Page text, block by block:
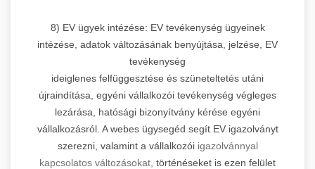
8) EV ügyek intézése: EV tevékenység ügyeinek
intézése, adatok változásának benyújtása, jelzése, EV
tevékenység
ideiglenes felfüggesztése és szüneteltetés utáni
újraindítása, egyéni vállalkozói tevékenység végleges
lezárása, hatósági bizonyítvány kérése egyéni
vállalkozásról. A webes ügysegéd segít EV igazolványt
szerezni, valamint a vállalkozói igazolvánnyal
kapcsolatos változásokat, történéseket is ezen felület